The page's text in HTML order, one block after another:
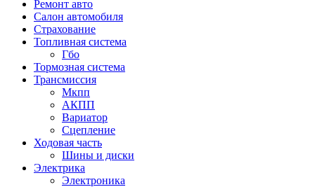
Ремонт авто
Салон автомобиля
Страхование
Топливная система
Гбо
Тормозная система
Трансмиссия
Мкпп
АКПП
Вариатор
Сцепление
Ходовая часть
Шины и диски
Электрика
Электроника